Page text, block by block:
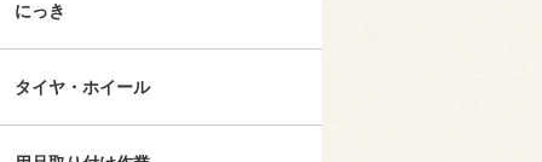
にっき
タイヤ・ホイール